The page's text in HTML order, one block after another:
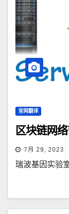
官网翻译
区块链网
7月 29, 2023
瑞波基因实验